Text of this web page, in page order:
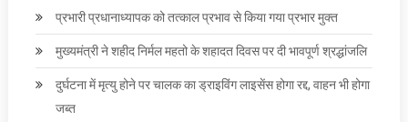
प्रभारी प्रधानाध्यापक को तत्काल प्रभाव से किया गया प्रभार मुक्त
मुख्यमंत्री ने शहीद निर्मल महतो के शहादत दिवस पर दी भावपूर्ण श्रद्धांजलि
दुर्घटना में मृत्यु होने पर चालक का ड्राइविंग लाइसेंस होगा रद्द, वाहन भी होगा
जब्त